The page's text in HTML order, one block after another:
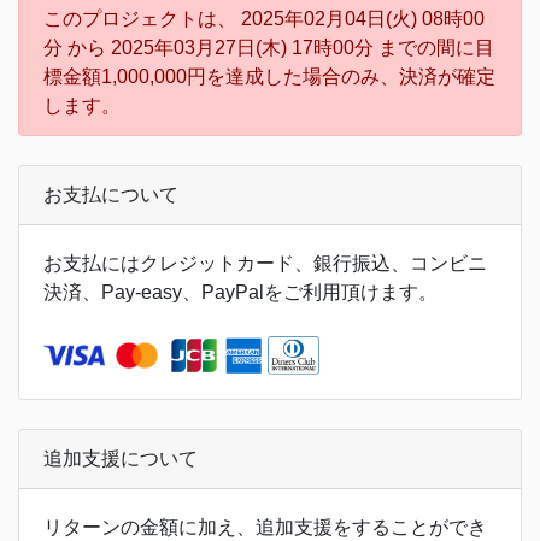
このプロジェクトは、 2025年02月04日(火) 08時00
分 から 2025年03月27日(木) 17時00分 までの間に目
標金額1,000,000円を達成した場合のみ、決済が確定
します。
お支払について
お支払にはクレジットカード、銀行振込、コンビニ
決済、Pay-easy、PayPalをご利用頂けます。
追加支援について
リターンの金額に加え、追加支援をすることができ